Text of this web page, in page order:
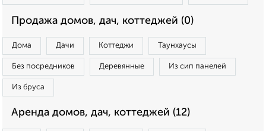
Продажа домов, дач, коттеджей (0)
Дома Дачи Коттеджи Таунхаусы
Без посредников Деревянные Из сип панелей
Из бруса
Аренда домов, дач, коттеджей (12)